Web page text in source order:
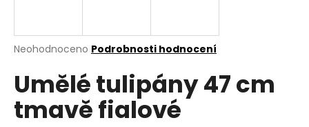
Průměrné
produktu
je
0,0
z
Neohodnoceno Podrobnosti hodnocení
Umělé tulipány 47 cm
tmavě fialové
o
p
o